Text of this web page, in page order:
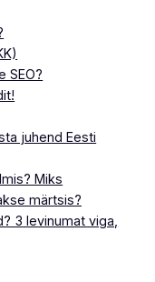
SEO?
juhend Eesti
Miks
märtsis?
3 levinumat viga,